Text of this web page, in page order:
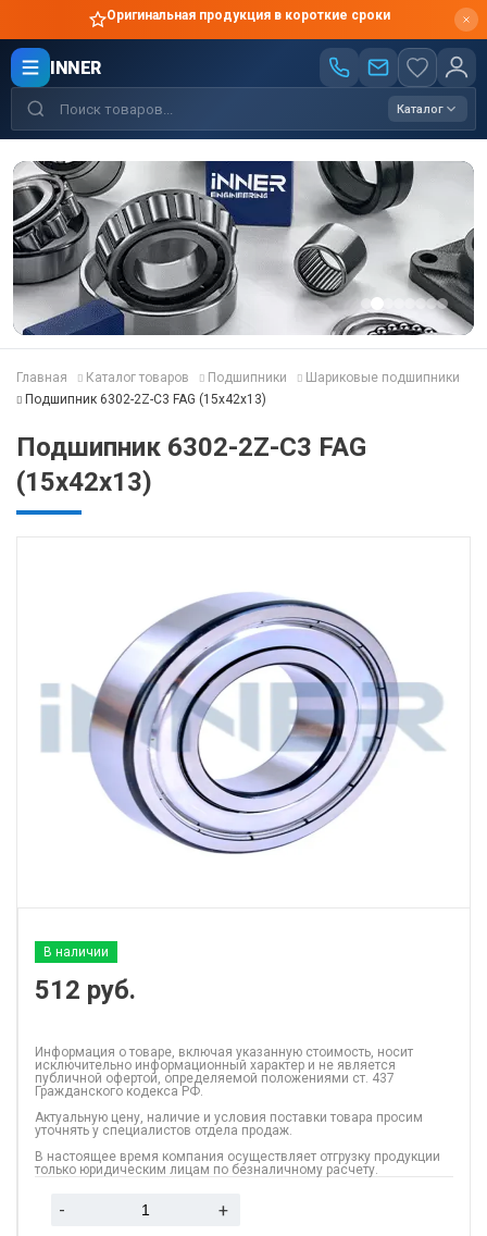
Оригинальная продукция в короткие сроки
INNER
Каталог
Главная Каталог товаров Подшипники
Шариковые подшипники
Подшипник 6302-2Z-C3 FAG (15x42x13)
Подшипник 6302-2Z-C3 FAG
(15x42x13)
В наличии
512 руб.
Информация о товаре, включая указанную стоимость, носит
исключительно информационный характер и не является
публичной офертой, определяемой положениями ст. 437
Гражданского кодекса РФ.
Актуальную цену, наличие и условия поставки товара просим
уточнять у специалистов отдела продаж.
В настоящее время компания осуществляет отгрузку продукции
только юридическим лицам по безналичному расчету.
- +